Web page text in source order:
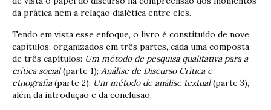
da prática nem a relação dialética entre eles.
Tendo em vista esse enfoque, o livro é constituído de nove
capítulos, organizados em três partes, cada uma composta
de três capítulos: Um método de pesquisa qualitativa para a
crítica social(parte 1); Análise de Discurso Crítica e
etnografia(parte 2); Um método de análise textual(parte 3),
além da introdução e da conclusão.